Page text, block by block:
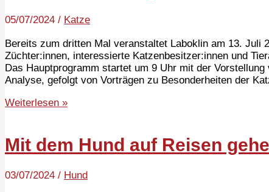
05/07/2024 / Katze
Bereits zum dritten Mal veranstaltet Laboklin am 13. Juli
Züchter:innen, interessierte Katzenbesitzer:innen und
Das Hauptprogramm startet um 9 Uhr mit der
Analyse, gefolgt von Vorträgen zu Besonderheiten der
Weiterlesen »
Mit dem Hund auf Reisen
03/07/2024 / Hund